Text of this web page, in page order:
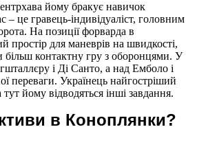
йому бракує навичок
– це гравець-індивідуаліст, головним
На позиції форварда в
для маневрів на швидкості,
контактну гру з оборонцями. У
і Ді Санто, а над Емболо і
переваги. Українець найгостріший
йому відводяться інші завдання.
в Коноплянки?